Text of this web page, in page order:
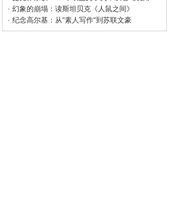
· 幻象的崩塌：读斯坦贝克《人鼠之间》
· 纪念高尔基：从"素人写作"到苏联文豪